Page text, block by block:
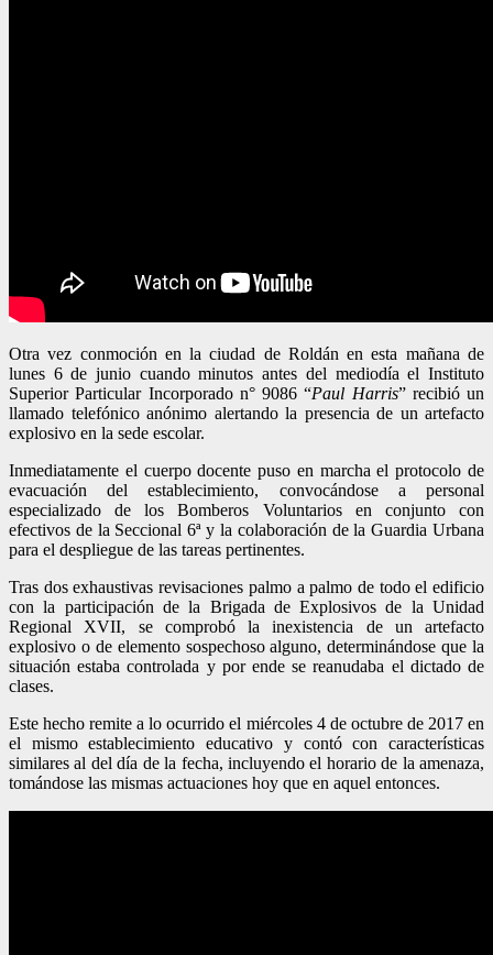
Otra vez conmoción en la ciudad de Roldán en esta mañana de
lunes 6 de junio cuando minutos antes del mediodía el Instituto
Superior Particular Incorporado n° 9086 “Paul Harris” recibió un
llamado telefónico anónimo alertando la presencia de un artefacto
explosivo en la sede escolar.
Inmediatamente el cuerpo docente puso en marcha el protocolo de
evacuación del establecimiento, convocándose a personal
especializado de los Bomberos Voluntarios en conjunto con
efectivos de la Seccional 6ª y la colaboración de la Guardia Urbana
para el despliegue de las tareas pertinentes.
Tras dos exhaustivas revisaciones palmo a palmo de todo el edificio
con la participación de la Brigada de Explosivos de la Unidad
Regional XVII, se comprobó la inexistencia de un artefacto
explosivo o de elemento sospechoso alguno, determinándose que la
situación estaba controlada y por ende se reanudaba el dictado de
clases.
Este hecho remite a lo ocurrido el miércoles 4 de octubre de 2017 en
el mismo establecimiento educativo y contó con características
similares al del día de la fecha, incluyendo el horario de la amenaza,
tomándose las mismas actuaciones hoy que en aquel entonces.